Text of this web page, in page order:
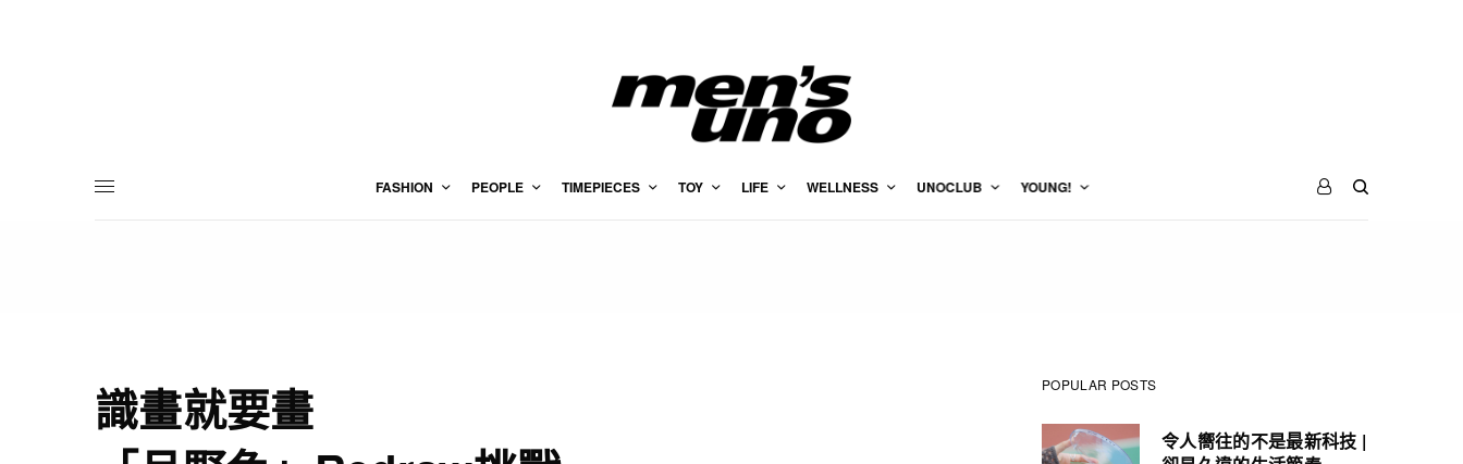
FASHION PEOPLE TIMEPIECES TOY LIFE WELLNESS UNOCLUB YOUNG!
識畫就要畫
POPULAR POSTS
令人嚮往的不是最新科技 |